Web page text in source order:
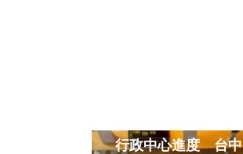
行政中心進度 台中